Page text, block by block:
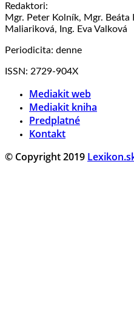
Redaktori:
Mgr. Peter Kolník, Mgr. Beáta
Maliariková, Ing. Eva Valková
Periodicita: denne
ISSN: 2729-904X
Mediakit web
Mediakit kniha
Predplatné
Kontakt
© Copyright 2019